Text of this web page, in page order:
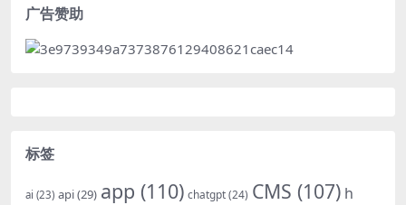
广告赞助
标签
ai (23) api(29) app (110) chatgpt(24) CMS (107) h